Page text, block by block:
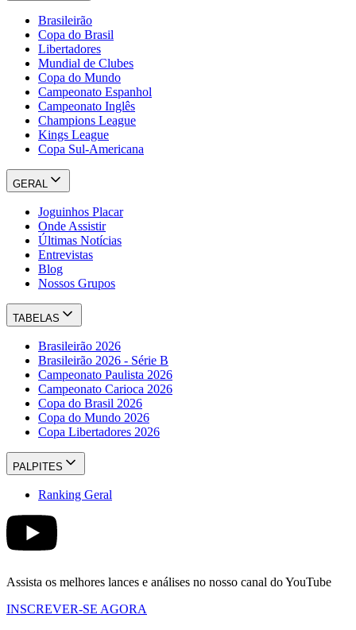
Brasileirão
Copa do Brasil
Libertadores
Mundial de Clubes
Copa do Mundo
Campeonato Espanhol
Campeonato Inglês
Champions League
Kings League
Copa Sul-Americana
GERAL
Joguinhos Placar
Onde Assistir
Últimas Notícias
Entrevistas
Blog
Nossos Grupos
TABELAS
Brasileirão 2026
Brasileirão 2026 - Série B
Campeonato Paulista 2026
Campeonato Carioca 2026
Copa do Brasil 2026
Copa do Mundo 2026
Copa Libertadores 2026
PALPITES
Ranking Geral
Assista os melhores lances e análises no nosso canal do YouTube
INSCREVER-SE AGORA